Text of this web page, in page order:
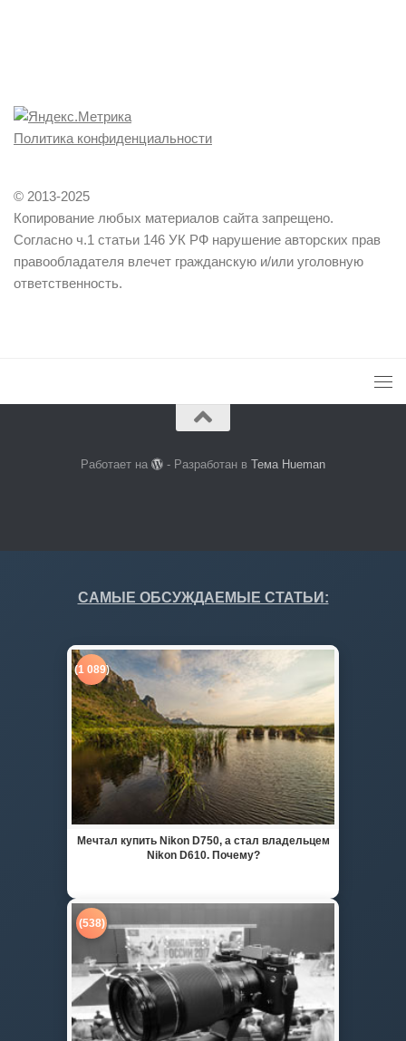
Политика конфиденциальности
© 2013-2025
Копирование любых материалов сайта запрещено.
Согласно ч.1 статьи 146 УК РФ нарушение авторских прав
правообладателя влечет гражданскую и/или уголовную
ответственность.
Работает на - Разработан вТема Hueman
САМЫЕ ОБСУЖДАЕМЫЕ СТАТЬИ:
(1 089)
Мечтал купить Nikon D750, а стал владельцем
Nikon D610. Почему?
(538)